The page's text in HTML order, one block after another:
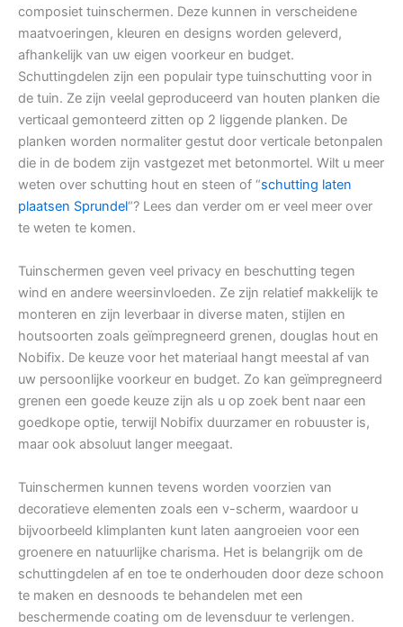
composiet tuinschermen. Deze kunnen in verscheidene
maatvoeringen, kleuren en designs worden geleverd,
afhankelijk van uw eigen voorkeur en budget.
Schuttingdelen zijn een populair type tuinschutting voor in
de tuin. Ze zijn veelal geproduceerd van houten planken die
verticaal gemonteerd zitten op 2 liggende planken. De
planken worden normaliter gestut door verticale betonpalen
die in de bodem zijn vastgezet met betonmortel. Wilt u meer
weten over schutting hout en steen of “schutting laten
plaatsen Sprundel“? Lees dan verder om er veel meer over
te weten te komen.
Tuinschermen geven veel privacy en beschutting tegen
wind en andere weersinvloeden. Ze zijn relatief makkelijk te
monteren en zijn leverbaar in diverse maten, stijlen en
houtsoorten zoals geïmpregneerd grenen, douglas hout en
Nobifix. De keuze voor het materiaal hangt meestal af van
uw persoonlijke voorkeur en budget. Zo kan geïmpregneerd
grenen een goede keuze zijn als u op zoek bent naar een
goedkope optie, terwijl Nobifix duurzamer en robuuster is,
maar ook absoluut langer meegaat.
Tuinschermen kunnen tevens worden voorzien van
decoratieve elementen zoals een v-scherm, waardoor u
bijvoorbeeld klimplanten kunt laten aangroeien voor een
groenere en natuurlijke charisma. Het is belangrijk om de
schuttingdelen af en toe te onderhouden door deze schoon
te maken en desnoods te behandelen met een
beschermende coating om de levensduur te verlengen.